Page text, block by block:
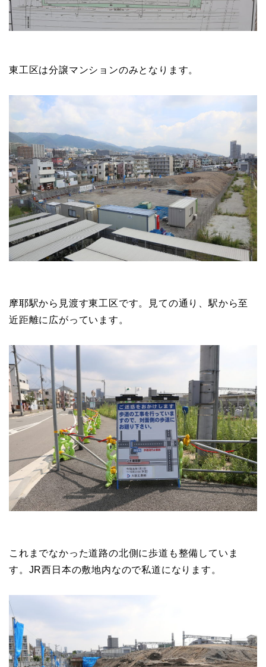
東工区は分譲マンションのみとなります。
摩耶駅から見渡す東工区です。見ての通り、駅から至
近距離に広がっています。
これまでなかった道路の北側に歩道も整備していま
す。JR西日本の敷地内なので私道になります。